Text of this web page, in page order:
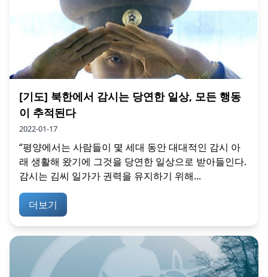
[기도] 북한에서 감시는 당연한 일상, 모든 행동
이 추적된다
2022-01-17
“평양에서는 사람들이 몇 세대 동안 대대적인 감시 아
래 생활해 왔기에 그것을 당연한 일상으로 받아들인다.
감시는 김씨 일가가 권력을 유지하기 위해...
더보기